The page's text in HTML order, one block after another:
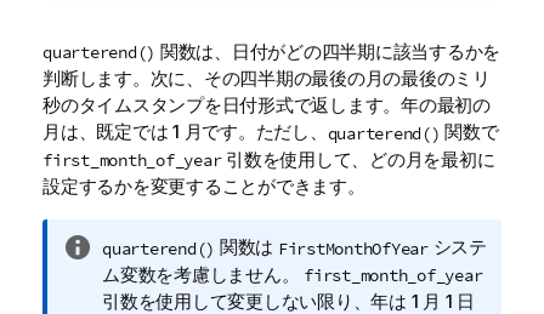
quarterend() 関数は、日付がどの四半期に該当するかを
判断します。次に、その四半期の最後の月の最後のミリ
秒のタイムスタンプを日付形式で返します。年の最初の
月は、既定では 1 月です。ただし、 quarterend() 関数で
first_month_of_year引数を使用して、どの月を最初に
設定するかを変更することができます。
情
報
メ
quarterend() 関数は FirstMonthOfYearシステ
ム変数を考慮しません。 first_month_of_year
引数を使用して変更しない限り、年は 1 月 1 日